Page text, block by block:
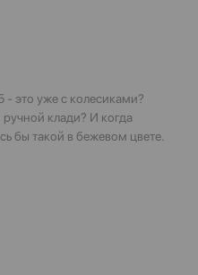
- это уже с колесиками?
клади? И когда
бы такой в бежевом цвете.